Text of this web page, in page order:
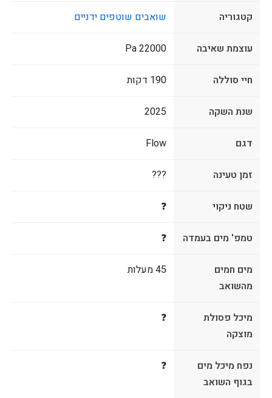
קטגוריה שואבים שוטפים ידניים
עוצמת שאיבה 22000 Pa
חיי סוללה 190 דקות
שנת השקה 2025
דגם Flow
זמן טעינה ???
שטח ניקוי ❓
טמפ' מים בעמדה ❓
מים חמים
מהשואב
45 מעלות
מיכל פסולת
מוצקה
❓
נפח מיכל מים
בגוף השואב
❓